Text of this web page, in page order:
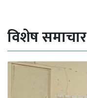
विशेष समाचार